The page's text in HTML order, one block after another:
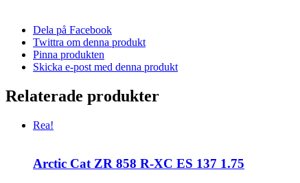
Dela på Facebook
Twittra om denna produkt
Pinna produkten
Skicka e-post med denna produkt
Relaterade produkter
Rea!
Arctic Cat ZR 858 R-XC ES 137 1.75